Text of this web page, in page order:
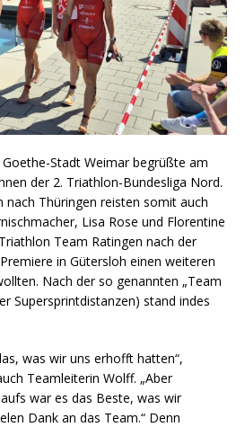
Stadt Weimar begrüßte am
der 2. Triathlon-Bundesliga Nord.
Thüringen reisten somit auch
Lisa Rose und Florentine
Team Ratingen nach der
in Gütersloh einen weiteren
Nach der so genannten „Team
Supersprintdistanzen) stand indes
was wir uns erhofft hatten“,
Teamleiterin Wolff. „Aber
war es das Beste, was wir
Dank an das Team.“ Denn